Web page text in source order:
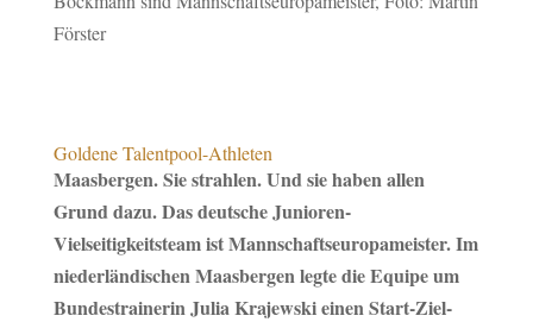
Goldene Talentpool-Athleten
Maasbergen. Sie strahlen. Und sie haben allen
Grund dazu. Das deutsche Junioren-
Vielseitigkeitsteam ist Mannschaftseuropameister. Im
niederländischen Maasbergen legte die Equipe um
Bundestrainerin Julia Krajewski einen Start-Ziel-